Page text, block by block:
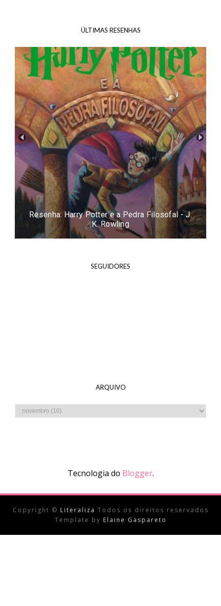
ÚLTIMAS RESENHAS
Resenha: Easy - Tammara Webber
SEGUIDORES
ARQUIVO
Tecnologia do Blogger.
Copyright © Literaliza Todos os direitos reservados
Template by Elaine Gaspareto